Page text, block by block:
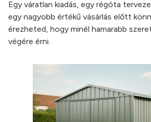
Egy váratlan kiadás, egy régóta
egy nagyobb értékű vásárlás előtt
érezheted, hogy minél hamarabb
végére érni.